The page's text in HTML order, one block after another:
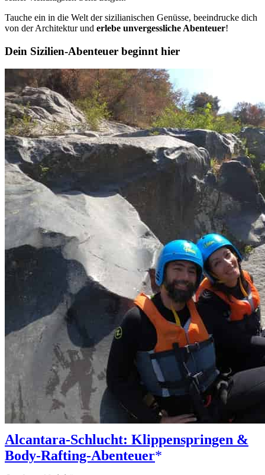
Tauche ein in die Welt der sizilianischen Genüsse, beeindrucke dich
von der Architektur und erlebe unvergessliche Abenteuer!
Dein Sizilien-Abenteuer beginnt hier
Alcantara-Schlucht: Klippenspringen &
Body-Rafting-Abenteuer